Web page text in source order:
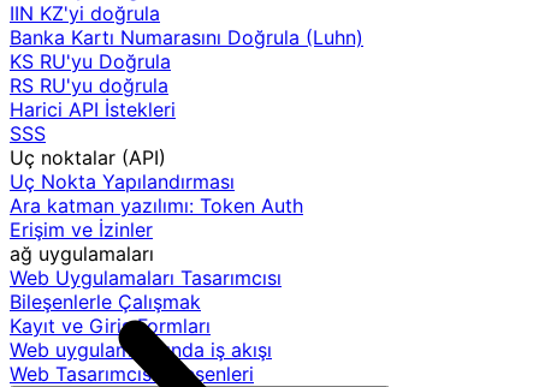
IIN KZ'yi doğrula
Banka Kartı Numarasını Doğrula (Luhn)
KS RU'yu Doğrula
RS RU'yu doğrula
Harici API İstekleri
SSS
Uç noktalar (API)
Uç Nokta Yapılandırması
Ara katman yazılımı: Token Auth
Erişim ve İzinler
ağ uygulamaları
Web Uygulamaları Tasarımcısı
Bileşenlerle Çalışmak
Kayıt ve Giriş Formları
Web uygulamalarında iş akışı
Web Tasarımcısı Bileşenleri